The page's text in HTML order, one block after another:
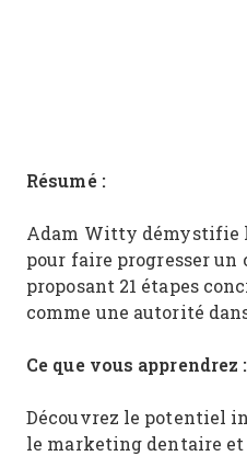
Résumé :
Adam Witty démystifie
pour faire progresser un
proposant 21 étapes
comme une autorité
Ce que vous apprendrez :
Découvrez le potentiel
le marketing dentaire